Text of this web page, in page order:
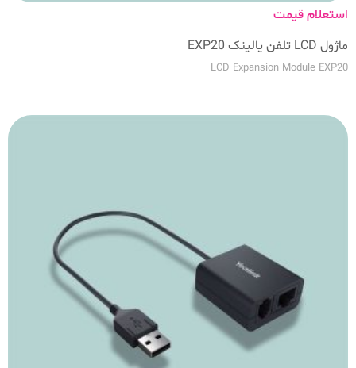
استعلام قیمت
ماژول LCD تلفن یالینک EXP20
LCD Expansion Module EXP20